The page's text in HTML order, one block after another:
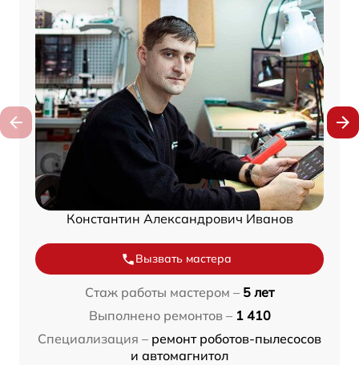
Константин Александрович Иванов
Вызвать мастера
Стаж работы мастером – 5 лет
Выполнено ремонтов – 1 410
Специализация – ремонт роботов-пылесосов
и автомагнитол